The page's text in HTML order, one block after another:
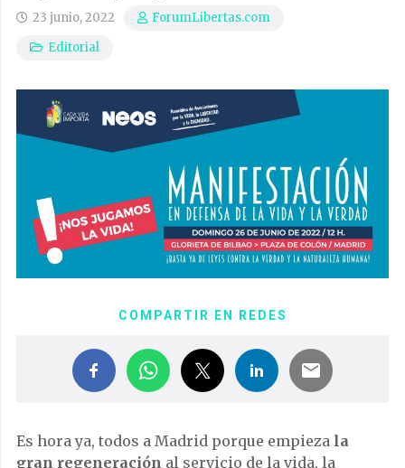
23 junio, 2022
ForumLibertas.com
Editorial
COMPARTIR EN REDES
Es hora ya, todos a Madrid porque empieza la
gran regeneración al servicio de la vida, la